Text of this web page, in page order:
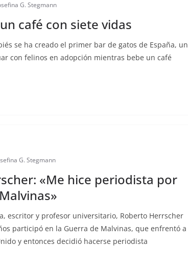
G. Stegmann
café con siete vidas
se ha creado el primer bar de gatos de España, un
con felinos en adopción mientras bebe un café
G. Stegmann
«Me hice periodista por
escritor y profesor universitario, Roberto Herrscher
participó en la Guerra de Malvinas, que enfrentó a
y entonces decidió hacerse periodista